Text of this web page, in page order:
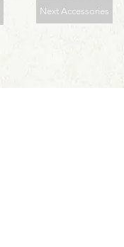
Next Accessories